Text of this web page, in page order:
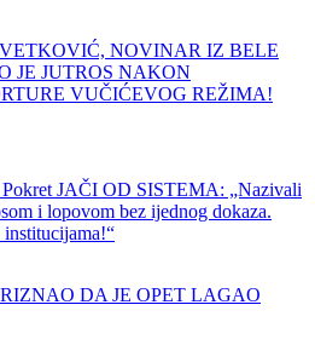
NOVINAR IZ BELE
JE JUTROS NAKON
VUČIĆEVOG REŽIMA!
JAČI OD SISTEMA: „Nazivali
i lopovom bez ijednog dokaza.
DA JE OPET LAGAO